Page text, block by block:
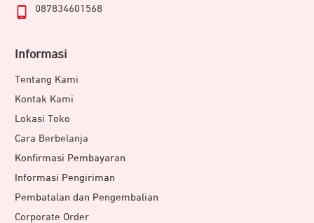
087834601568
Informasi
Tentang Kami
Kontak Kami
Lokasi Toko
Cara Berbelanja
Konfirmasi Pembayaran
Informasi Pengiriman
Pembatalan dan Pengembalian
Corporate Order